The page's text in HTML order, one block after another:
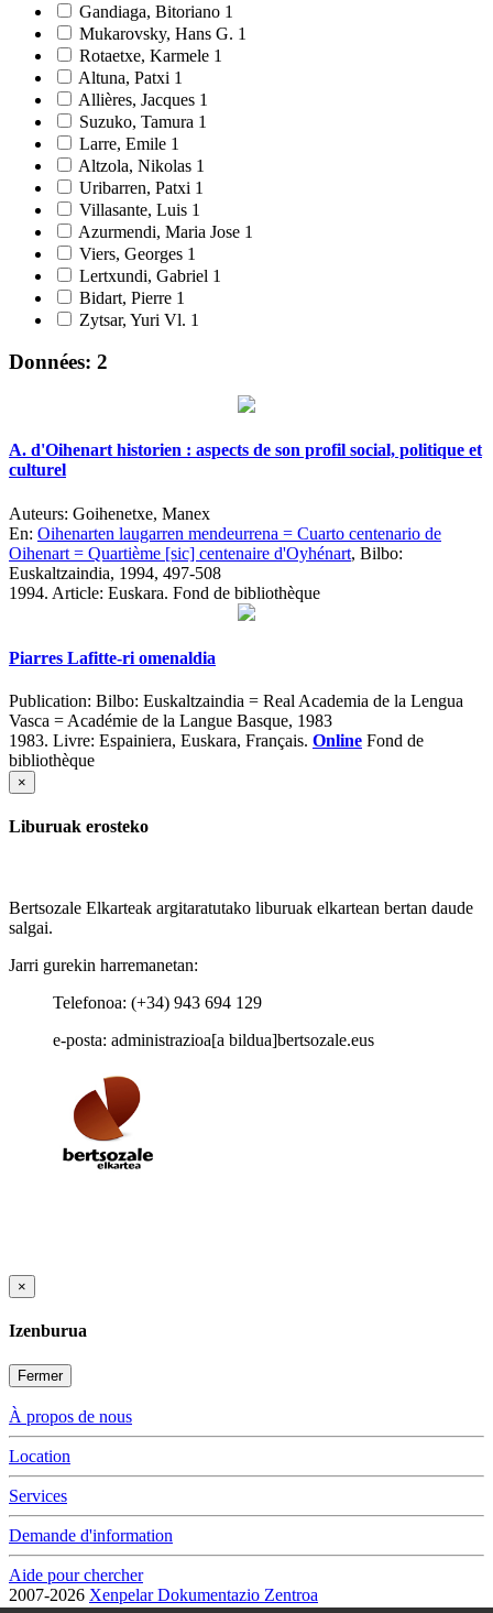
Gandiaga, Bitoriano 1
Mukarovsky, Hans G. 1
Rotaetxe, Karmele 1
Altuna, Patxi 1
Allières, Jacques 1
Suzuko, Tamura 1
Larre, Emile 1
Altzola, Nikolas 1
Uribarren, Patxi 1
Villasante, Luis 1
Azurmendi, Maria Jose 1
Viers, Georges 1
Lertxundi, Gabriel 1
Bidart, Pierre 1
Zytsar, Yuri Vl. 1
Données: 2
A. d'Oihenart historien : aspects de son profil social, politique et
culturel
Auteurs: Goihenetxe, Manex
En: Oihenarten laugarren mendeurrena = Cuarto centenario de
Oihenart = Quartième [sic] centenaire d'Oyhénart, Bilbo:
Euskaltzaindia, 1994, 497-508
1994. Article: Euskara. Fond de bibliothèque
Piarres Lafitte-ri omenaldia
Publication: Bilbo: Euskaltzaindia = Real Academia de la Lengua
Vasca = Académie de la Langue Basque, 1983
1983. Livre: Espainiera, Euskara, Français. Online Fond de
bibliothèque
×
Liburuak erosteko
Bertsozale Elkarteak argitaratutako liburuak elkartean bertan daude
salgai.
Jarri gurekin harremanetan:
Telefonoa: (+34) 943 694 129
e-posta: administrazioa[a bildua]bertsozale.eus
×
Izenburua
Fermer
À propos de nous
Location
Services
Demande d'information
Aide pour chercher
2007-2026 Xenpelar Dokumentazio Zentroa